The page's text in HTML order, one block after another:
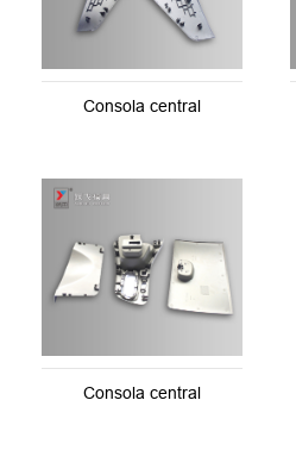
Consola central
Consola central